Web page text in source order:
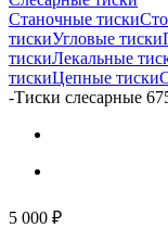
Станочные тиски
тискиУгловые тиски
тискиЛекальные
тискиЦепные тиски
-Тиски слесарные
5 000 ₽